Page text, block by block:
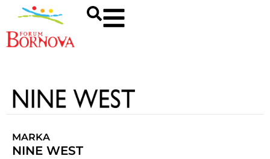
MARKA
NINE WEST